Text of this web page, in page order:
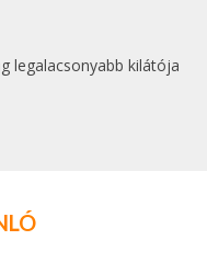
legalacsonyabb kilátója